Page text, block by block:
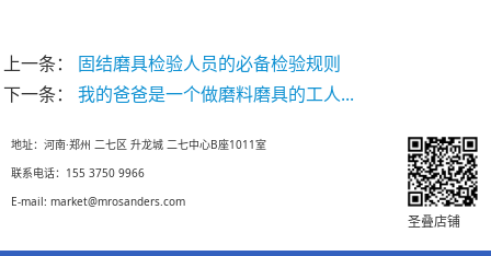
上一条：
固结磨具检验人员的必备检验规则
下一条：
我的爸爸是一个做磨料磨具的工人...
地址：河南·郑州 二七区 升龙城 二七中心B座1011室
联系电话：155 3750 9966
E-mail: market@mrosanders.com
圣叠店铺